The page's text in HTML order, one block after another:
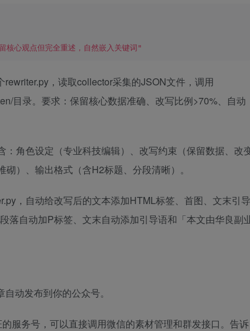
核心观点但完全重述，自然嵌入关键词"
rewriter.py，读取collector采集的JSON文件，调用
目录。要求：保留核心数据准确、改写比例>70%、自动
：角色设定（专业科技编辑）、改写约束（保留数据、改
）、输出格式（含H2标题、分段清晰）。
，自动给改写后的文本添加HTML标签、首图、文末引导
落自动加P标签、文末自动添加引导语和「本文由华良副
动发布到你的公众号。
服务号，可以直接调用微信的素材管理和群发接口。告诉